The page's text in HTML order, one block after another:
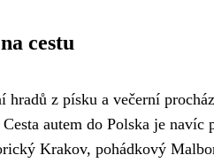
cestu
hradů z písku a večerní
autem do Polska je
Krakov, pohádkový